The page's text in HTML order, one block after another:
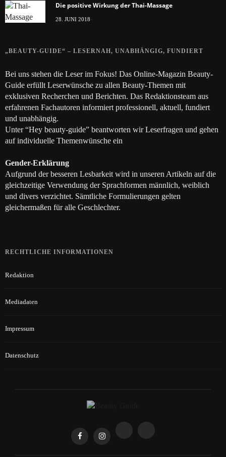
Die positive Wirkung der Thai-Massage
28. JUNI 2018
„BEAUTY-GUIDE“ – LESERNAH, UNABHÄNGIG, FUNDIERT
Bei uns stehen die Leser im Fokus! Das Online-Magazin Beauty-
Guide erfüllt Leserwünsche zu allen Beauty-Themen mit
exklusiven Recherchen und Berichten. Das Redaktionsteam aus
erfahrenen Fachautoren informiert professionell, aktuell, fundiert
und unabhängig.
Unter “Hey beauty-guide” beantworten wir Leserfragen und gehen
auf individuelle Themenwünsche ein
Gender-Erklärung
Aufgrund der besseren Lesbarkeit wird in unseren Artikeln auf die
gleichzeitige Verwendung der Sprachformen männlich, weiblich
und divers verzichtet. Sämtliche Formulierungen gelten
gleichermaßen für alle Geschlechter.
RECHTLICHE INFORMATIONEN
Redaktion
Mediadaten
Impressum
Datenschutz